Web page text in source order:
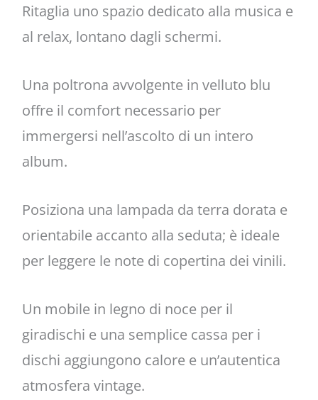
Ritaglia uno spazio dedicato alla musica e
al relax, lontano dagli schermi.
Una poltrona avvolgente in velluto blu
offre il comfort necessario per
immergersi nell’ascolto di un intero
album.
Posiziona una lampada da terra dorata e
orientabile accanto alla seduta; è ideale
per leggere le note di copertina dei vinili.
Un mobile in legno di noce per il
giradischi e una semplice cassa per i
dischi aggiungono calore e un’autentica
atmosfera vintage.